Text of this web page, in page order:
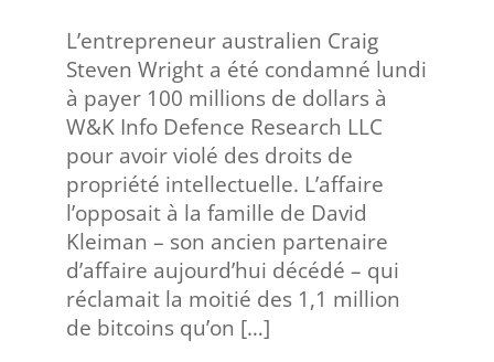
L’entrepreneur australien Craig
Steven Wright a été condamné lundi
à payer 100 millions de dollars à
W&K Info Defence Research LLC
pour avoir violé des droits de
propriété intellectuelle. L’affaire
l’opposait à la famille de David
Kleiman – son ancien partenaire
d’affaire aujourd’hui décédé – qui
réclamait la moitié des 1,1 million
de bitcoins qu’on […]